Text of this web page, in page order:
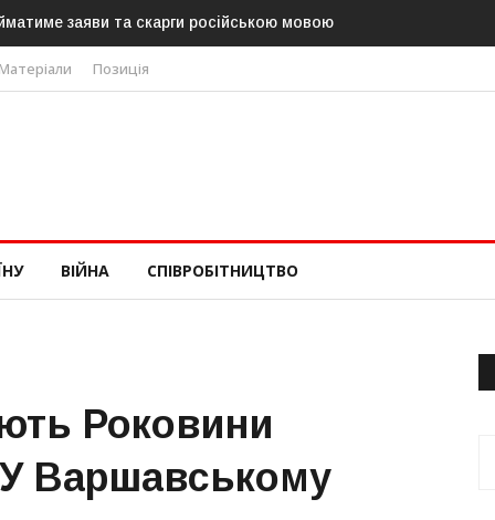
заяви та скарги російською мовою
Матеріали Позиція
ВІЙНА СПІВРОБІТНИЦТВО
Роковини
Варшавському